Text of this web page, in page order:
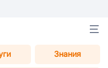
Знания